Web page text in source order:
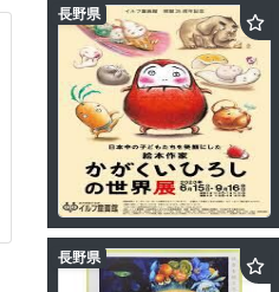
長野県
長野県